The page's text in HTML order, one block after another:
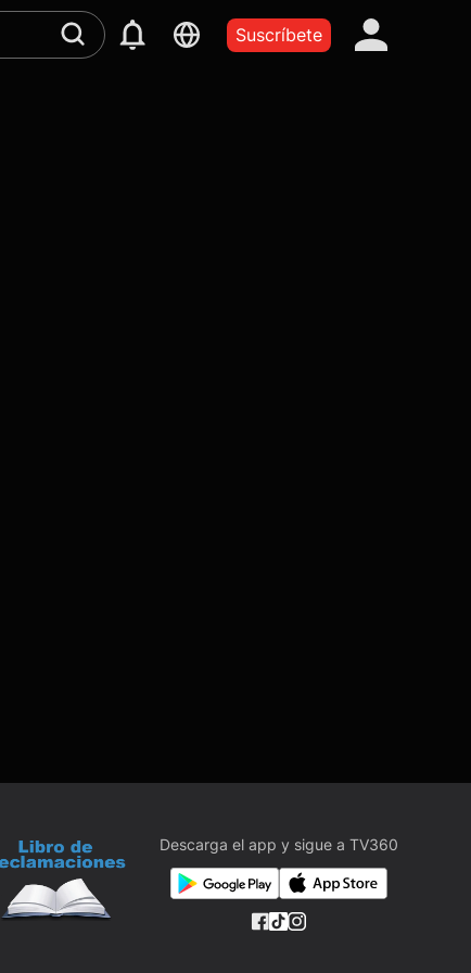
Suscríbete
Descarga el app y sigue a TV360